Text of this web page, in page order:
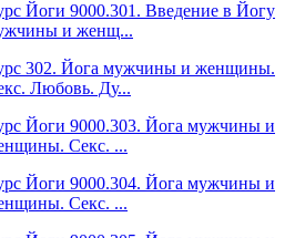
Йоги 9000.301. Введение в Йогу
и женщ...
302. Йога мужчины и женщины.
Любовь. Ду...
Йоги 9000.303. Йога мужчины и
Секс. ...
Йоги 9000.304. Йога мужчины и
Секс. ...